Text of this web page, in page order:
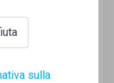
sulla